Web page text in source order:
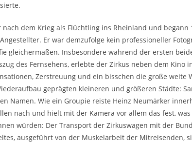
dem Krieg als Flüchtling ins Rheinland und begann
Er war demzufolge kein professioneller
gleichermaßen. Insbesondere während der ersten
des Fernsehens, erlebte der Zirkus neben dem Kino
Zerstreuung und ein bisschen die große weite
geprägten kleineren und größeren Städte:
Namen. Wie ein Groupie reiste Heinz Neumärker
nach und hielt mit der Kamera vor allem das fest,
würden: Der Transport der Zirkuswagen mit der
ausgeführt von der Muskelarbeit der Mitreisenden,